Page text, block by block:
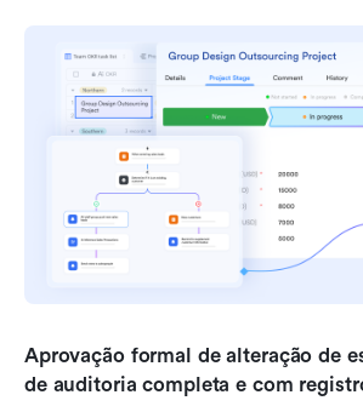
Aprovação formal de alteração de
de auditoria completa e com